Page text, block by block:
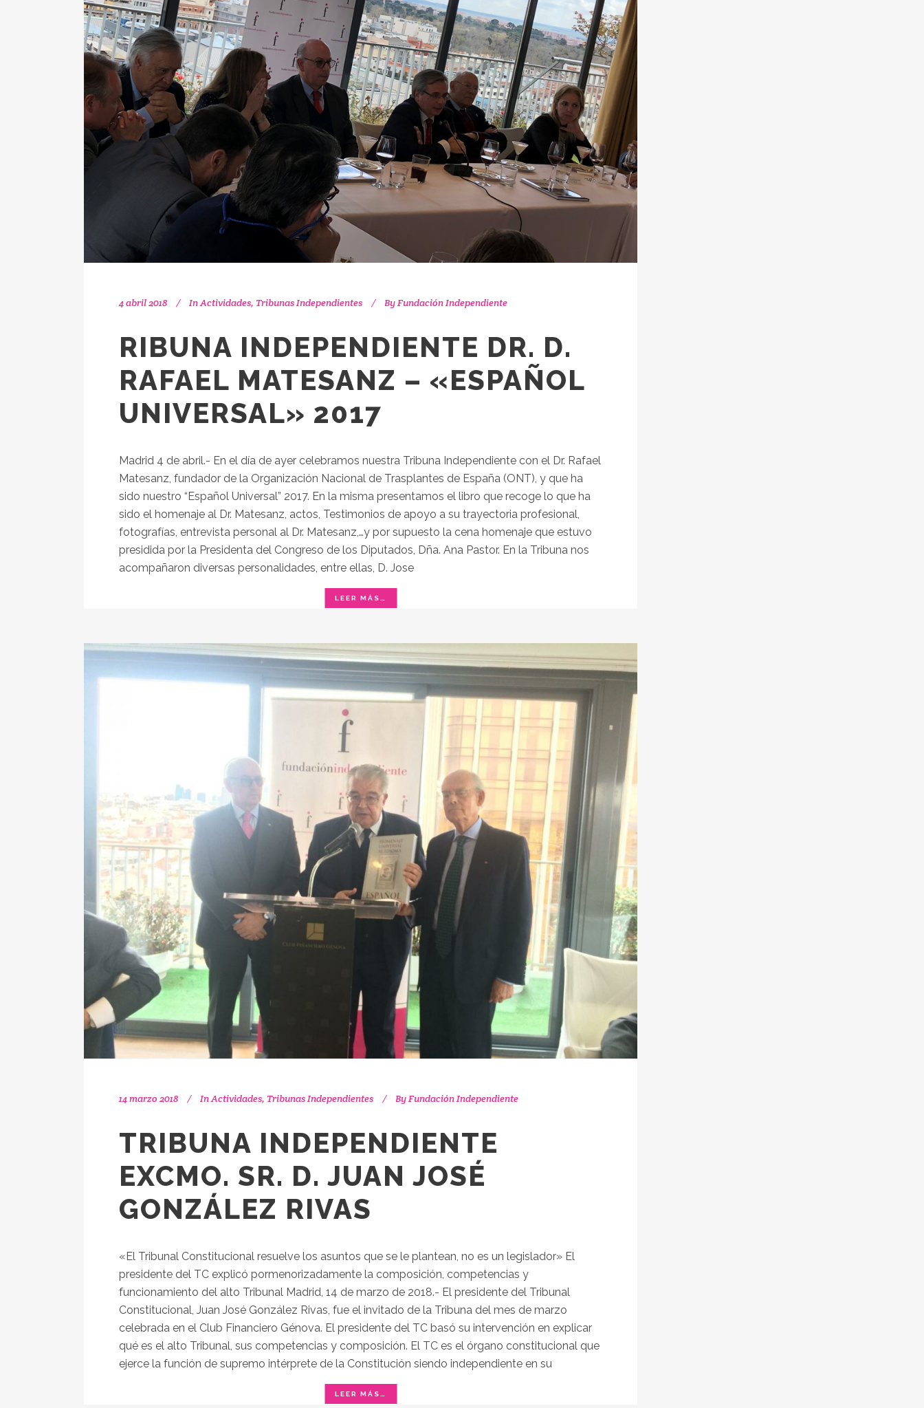
4 abril 2018 InActividades, Tribunas Independientes ByFundación Independiente
RIBUNA INDEPENDIENTE DR. D.
RAFAEL MATESANZ – «ESPAÑOL
UNIVERSAL» 2017
Madrid 4 de abril.- En el día de ayer celebramos nuestra Tribuna Independiente con el Dr. Rafael
Matesanz, fundador de la Organización Nacional de Trasplantes de España (ONT), y que ha
sido nuestro “Español Universal” 2017. En la misma presentamos el libro que recoge lo que ha
sido el homenaje al Dr. Matesanz, actos, Testimonios de apoyo a su trayectoria profesional,
fotografías, entrevista personal al Dr. Matesanz,…y por supuesto la cena homenaje que estuvo
presidida por la Presidenta del Congreso de los Diputados, Dña. Ana Pastor. En la Tribuna nos
acompañaron diversas personalidades, entre ellas, D. Jose
14 marzo 2018 InActividades, Tribunas Independientes ByFundación Independiente
TRIBUNA INDEPENDIENTE
EXCMO. SR. D. JUAN JOSÉ
GONZÁLEZ RIVAS
«El Tribunal Constitucional resuelve los asuntos que se le plantean, no es un legislador» El
presidente del TC explicó pormenorizadamente la composición, competencias y
funcionamiento del alto Tribunal Madrid, 14 de marzo de 2018.- El presidente del Tribunal
Constitucional, Juan José González Rivas, fue el invitado de la Tribuna del mes de marzo
celebrada en el Club Financiero Génova. El presidente del TC basó su intervención en explicar
qué es el alto Tribunal, sus competencias y composición. El TC es el órgano constitucional que
ejerce la función de supremo intérprete de la Constitución siendo independiente en su